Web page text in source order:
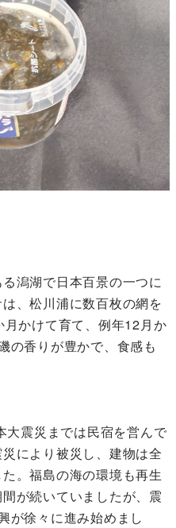
潟湖で日本百景の一つに
、松川浦に数百枚の網を
かけて育て、例年12月か
の香りが豊かで、食感も
震災までは民宿を営んで
により被災し、建物は全
。福島の海の環境も再生
が続いていましたが、震
が徐々に進み始めまし